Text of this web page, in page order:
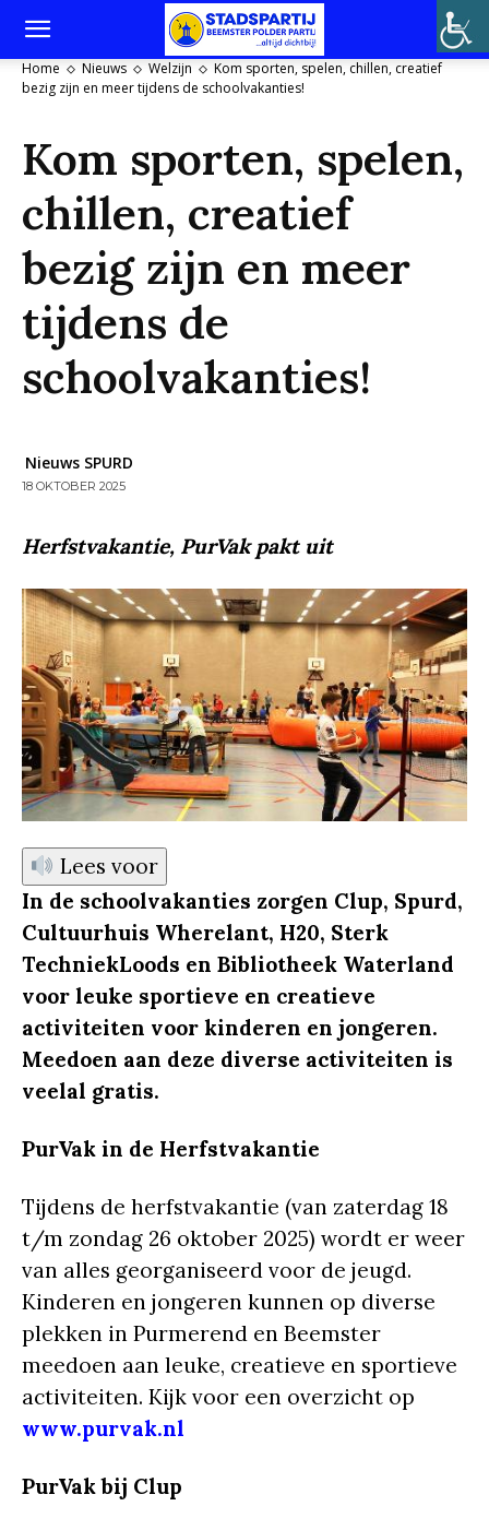
Home Nieuws Welzijn
Kom sporten, spelen, chillen, creatief
bezig zijn en meer tijdens de schoolvakanties!
Kom sporten, spelen,
chillen, creatief
bezig zijn en meer
tijdens de
schoolvakanties!
Nieuws SPURD
18 OKTOBER 2025
Herfstvakantie, PurVak pakt uit
Lees voor
In de schoolvakanties zorgen Clup, Spurd,
Cultuurhuis Wherelant, H20, Sterk
TechniekLoods en Bibliotheek Waterland
voor leuke sportieve en creatieve
activiteiten voor kinderen en jongeren.
Meedoen aan deze diverse activiteiten is
veelal gratis.
PurVak in de Herfstvakantie
Tijdens de herfstvakantie (van zaterdag 18
t/m zondag 26 oktober 2025) wordt er weer
van alles georganiseerd voor de jeugd.
Kinderen en jongeren kunnen op diverse
plekken in Purmerend en Beemster
meedoen aan leuke, creatieve en sportieve
activiteiten. Kijk voor een overzicht op
www.purvak.nl
PurVak bij Clup